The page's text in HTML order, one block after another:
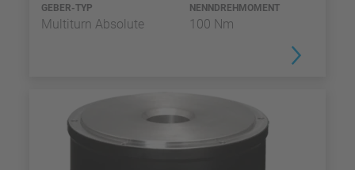
GEBER-TYP
Multiturn Absolute
NENNDREHMOMENT
100 Nm